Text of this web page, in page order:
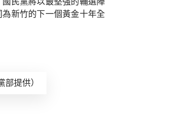
新竹的下一個黃金十年全
提供）